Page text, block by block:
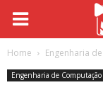
Home Engenharia
Engenharia de Computação